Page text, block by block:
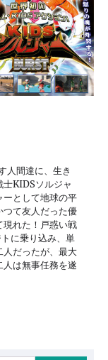
人間達に、生き
KIDSソルジャ
ーとして地球の平
つて友人だった優
現れた！戸惑い戦
に乗り込み、単
人だったが、最大
は無事任務を遂